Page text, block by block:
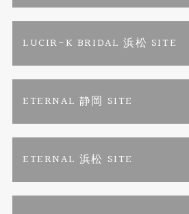
婚約ネックレス
リフォーム
お問い合わせ
特定商取引に関する表記
LUCIR-K BRIDAL 浜松 SITE
ETERNAL 静岡 SITE
ETERNAL 浜松 SITE